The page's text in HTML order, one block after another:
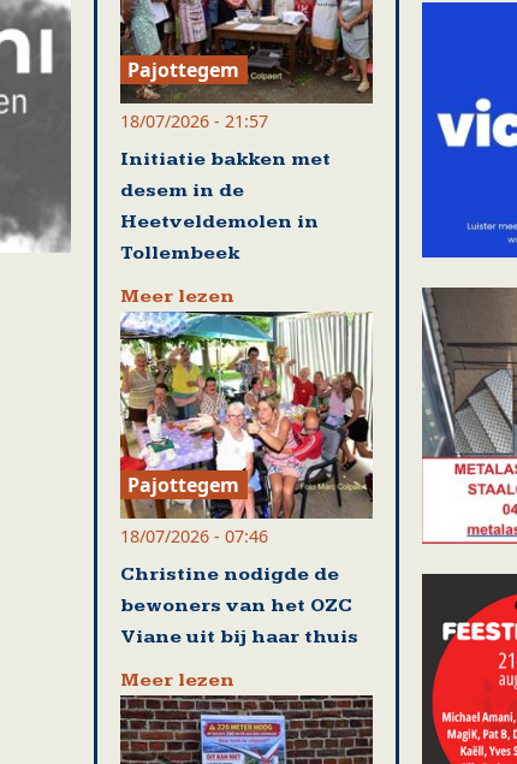
Pajottegem
18/07/2026 - 21:57
Initiatie bakken met
desem in de
Heetveldemolen in
Tollembeek
Meer lezen
Pajottegem
18/07/2026 - 07:46
Christine nodigde de
bewoners van het OZC
Viane uit bij haar thuis
Meer lezen